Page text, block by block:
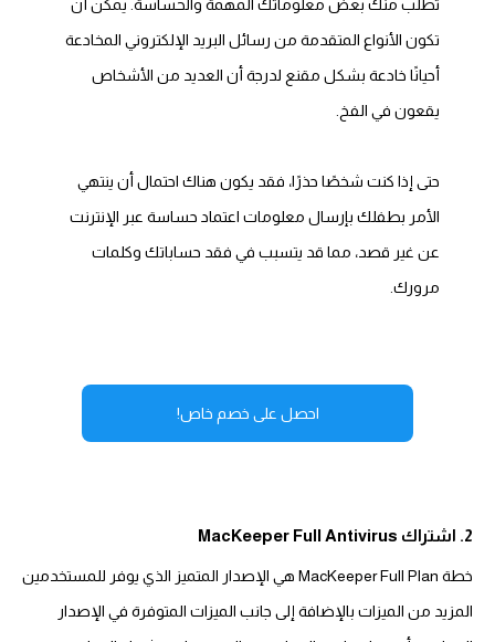
تطلب منك بعض معلوماتك المهمة والحساسة. يمكن أن
تكون الأنواع المتقدمة من رسائل البريد الإلكتروني المخادعة
أحيانًا خادعة بشكل مقنع لدرجة أن العديد من الأشخاص
يقعون في الفخ.
حتى إذا كنت شخصًا حذرًا، فقد يكون هناك احتمال أن ينتهي
الأمر بطفلك بإرسال معلومات اعتماد حساسة عبر الإنترنت
عن غير قصد، مما قد يتسبب في فقد حساباتك وكلمات
مرورك.
احصل على خصم خاص!
2. اشتراك MacKeeper Full Antivirus
خطة MacKeeper Full Plan هي الإصدار المتميز الذي يوفر للمستخدمين
المزيد من الميزات بالإضافة إلى جانب الميزات المتوفرة في الإصدار